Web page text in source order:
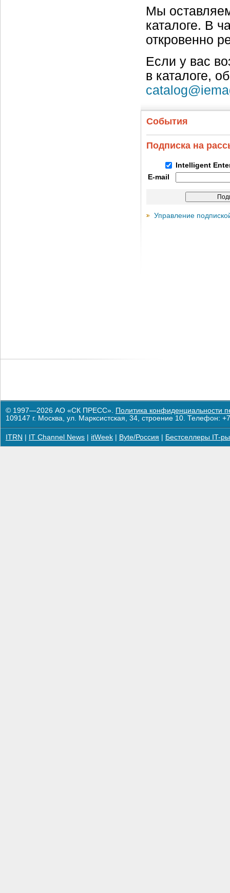
Мы
каталоге. В
откровенно
Если у вас
в каталоге,
События
Подписка на
Intelligent
E-mail
Управление
© 1997—2026 АО «СК ПРЕСС». Политика конфиденциальности
109147 г. Москва, ул. Марксистская, 34, строение 10. Телефон:
ITRN IT Channel News itWeek Byte/Россия Бестселлеры IT-